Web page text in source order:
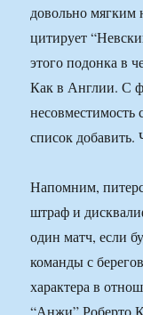
довольно мягким
цитирует
этого подонка в
Как в Англии. С
несовместимость
список добавить.
Напомним,
штраф и
один матч, если
команды с
характера в